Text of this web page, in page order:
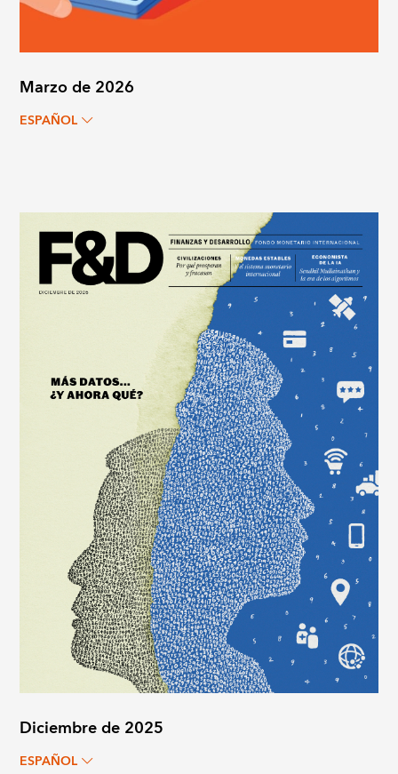
Marzo de 2026
ESPAÑOL
Diciembre de 2025
ESPAÑOL